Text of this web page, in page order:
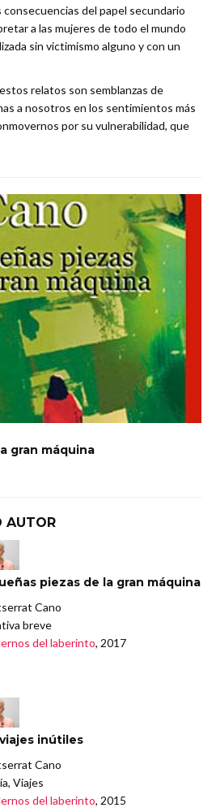
del papel secundario
a las mujeres de todo el mundo
sin victimismo alguno y con un
relatos son semblanzas de
a nosotros en los sentimientos más
por su vulnerabilidad, que
gran máquina
AUTOR
piezas de la gran máquina
Cano
breve
del laberinto, 2017
inútiles
Cano
Viajes
del laberinto, 2015